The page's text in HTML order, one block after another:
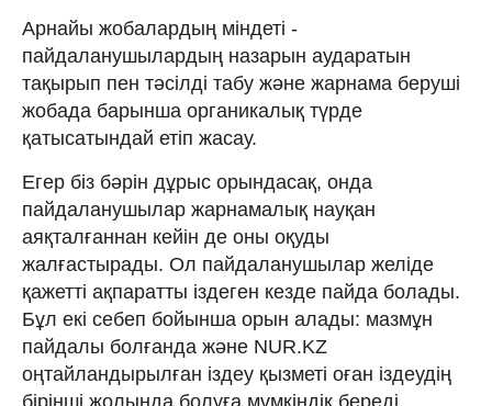
Арнайы жобалардың міндеті -
пайдаланушылардың назарын аударатын
тақырып пен тәсілді табу және жарнама беруші
жобада барынша органикалық түрде
қатысатындай етіп жасау.
Егер біз бәрін дұрыс орындасақ, онда
пайдаланушылар жарнамалық науқан
аяқталғаннан кейін де оны оқуды
жалғастырады. Ол пайдаланушылар желіде
қажетті ақпаратты іздеген кезде пайда болады.
Бұл екі себеп бойынша орын алады: мазмұн
пайдалы болғанда және NUR.KZ
оңтайландырылған іздеу қызметі оған іздеудің